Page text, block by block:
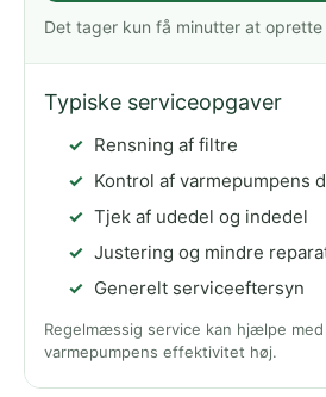
Det tager kun få minutter at
Typiske serviceopgaver
Rensning af filtre
Kontrol af varmepumpens
Tjek af udedel og indedel
Justering og mindre
Generelt serviceeftersyn
Regelmæssig service kan hjælpe
varmepumpens effektivitet høj.